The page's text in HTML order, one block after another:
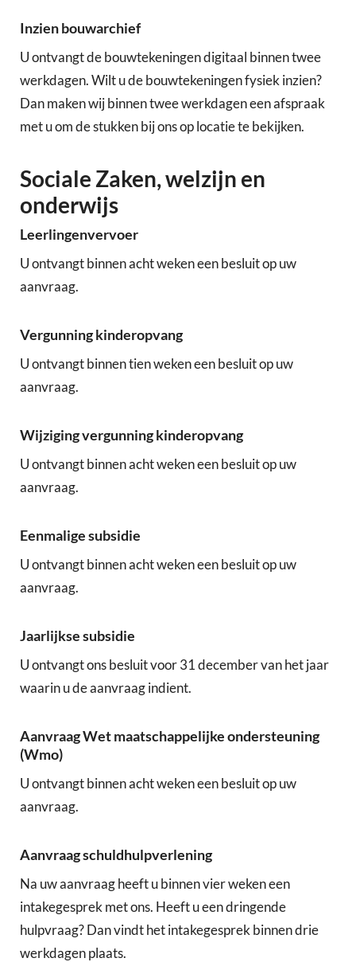
Inzien bouwarchief
U ontvangt de bouwtekeningen digitaal binnen twee
werkdagen. Wilt u de bouwtekeningen fysiek inzien?
Dan maken wij binnen twee werkdagen een afspraak
met u om de stukken bij ons op locatie te bekijken.
Sociale Zaken, welzijn en
onderwijs
Leerlingenvervoer
U ontvangt binnen acht weken een besluit op uw
aanvraag.
Vergunning kinderopvang
U ontvangt binnen tien weken een besluit op uw
aanvraag.
Wijziging vergunning kinderopvang
U ontvangt binnen acht weken een besluit op uw
aanvraag.
Eenmalige subsidie
U ontvangt binnen acht weken een besluit op uw
aanvraag.
Jaarlijkse subsidie
U ontvangt ons besluit voor 31 december van het jaar
waarin u de aanvraag indient.
Aanvraag Wet maatschappelijke ondersteuning
(Wmo)
U ontvangt binnen acht weken een besluit op uw
aanvraag.
Aanvraag schuldhulpverlening
Na uw aanvraag heeft u binnen vier weken een
intakegesprek met ons. Heeft u een dringende
hulpvraag? Dan vindt het intakegesprek binnen drie
werkdagen plaats.